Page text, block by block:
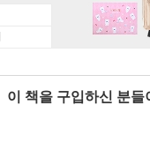
이 책을 구입하신 분